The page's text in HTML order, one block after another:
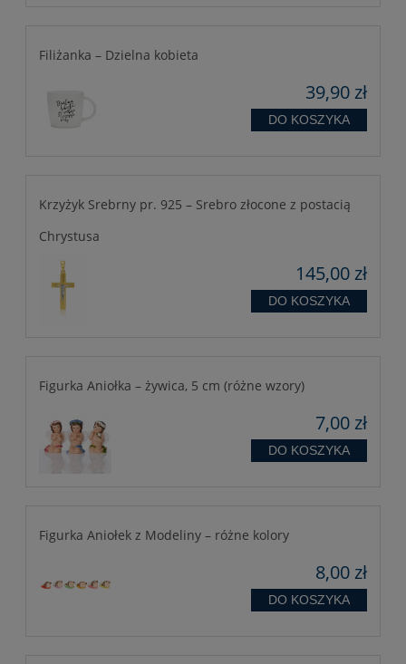
Filiżanka – Dzielna kobieta
39,90 zł
DO KOSZYKA
Krzyżyk Srebrny pr. 925 – Srebro złocone z postacią
Chrystusa
145,00 zł
DO KOSZYKA
Figurka Aniołka – żywica, 5 cm (różne wzory)
7,00 zł
DO KOSZYKA
Figurka Aniołek z Modeliny – różne kolory
8,00 zł
DO KOSZYKA